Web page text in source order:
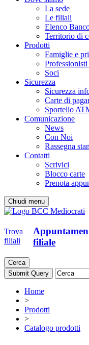
La sede
Le filiali
Elenco
Territorio di
Prodotti
Famiglie e
Professionisti
Soci
Sicurezza
Sicurezza
Carte di
Sportello
Comunicazione
News
Con Noi
Rassegna
Contatti
Scrivici
Blocco carte
Prenota
Chiudi menu
Trova
filiali
filiale
Cerca
Home
>
Prodotti
>
Catalogo prodotti